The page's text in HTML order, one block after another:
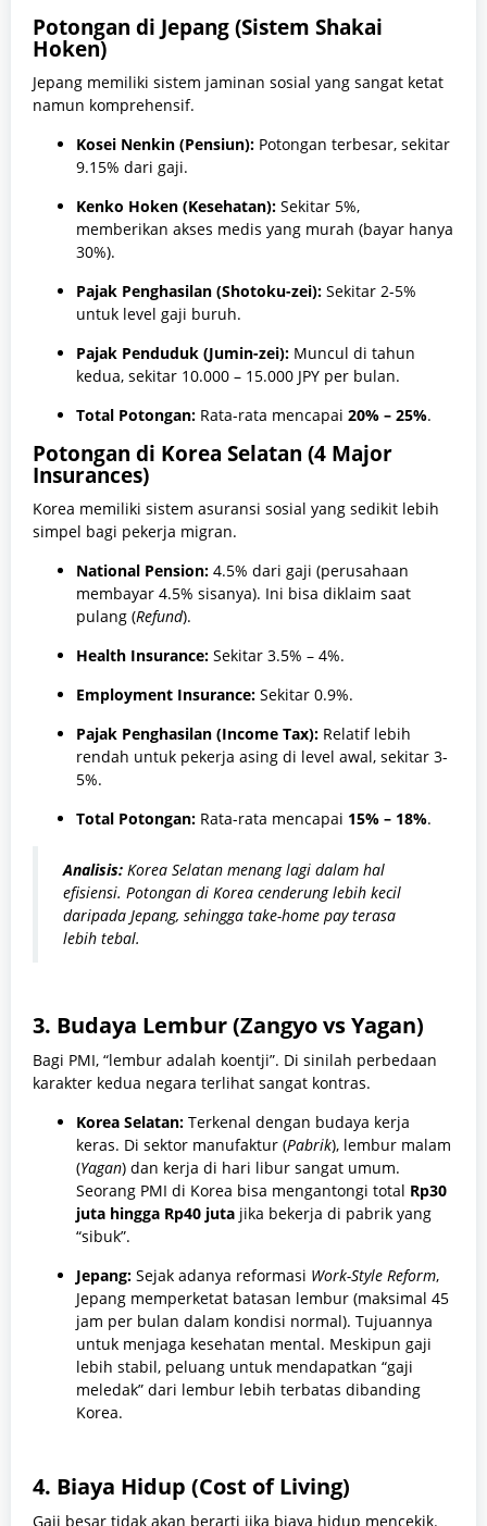
Potongan di Jepang (Sistem Shakai
Hoken)
Jepang memiliki sistem jaminan sosial yang sangat ketat
namun komprehensif.
Kosei Nenkin (Pensiun): Potongan terbesar, sekitar
9.15% dari gaji.
Kenko Hoken (Kesehatan): Sekitar 5%,
memberikan akses medis yang murah (bayar hanya
30%).
Pajak Penghasilan (Shotoku-zei): Sekitar 2-5%
untuk level gaji buruh.
Pajak Penduduk (Jumin-zei): Muncul di tahun
kedua, sekitar 10.000 – 15.000 JPY per bulan.
Total Potongan: Rata-rata mencapai 20% – 25%.
Potongan di Korea Selatan (4 Major
Insurances)
Korea memiliki sistem asuransi sosial yang sedikit lebih
simpel bagi pekerja migran.
National Pension: 4.5% dari gaji (perusahaan
membayar 4.5% sisanya). Ini bisa diklaim saat
pulang (Refund).
Health Insurance: Sekitar 3.5% – 4%.
Employment Insurance: Sekitar 0.9%.
Pajak Penghasilan (Income Tax): Relatif lebih
rendah untuk pekerja asing di level awal, sekitar 3-
5%.
Total Potongan: Rata-rata mencapai 15% – 18%.
Analisis: Korea Selatan menang lagi dalam hal
efisiensi. Potongan di Korea cenderung lebih kecil
daripada Jepang, sehingga take-home payterasa
lebih tebal.
3. Budaya Lembur (Zangyo vs Yagan)
Bagi PMI, “lembur adalah koentji”. Di sinilah perbedaan
karakter kedua negara terlihat sangat kontras.
Korea Selatan: Terkenal dengan budaya kerja
keras. Di sektor manufaktur (Pabrik), lembur malam
(Yagan) dan kerja di hari libur sangat umum.
Seorang PMI di Korea bisa mengantongi total Rp30
juta hingga Rp40 juta jika bekerja di pabrik yang
“sibuk”.
Jepang: Sejak adanya reformasi Work-Style Reform,
Jepang memperketat batasan lembur (maksimal 45
jam per bulan dalam kondisi normal). Tujuannya
untuk menjaga kesehatan mental. Meskipun gaji
lebih stabil, peluang untuk mendapatkan “gaji
meledak” dari lembur lebih terbatas dibanding
Korea.
4. Biaya Hidup (Cost of Living)
Gaji besar tidak akan berarti jika biaya hidup mencekik.